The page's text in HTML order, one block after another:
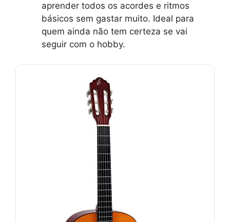
aprender todos os acordes e ritmos
básicos sem gastar muito. Ideal para
quem ainda não tem certeza se vai
seguir com o hobby.